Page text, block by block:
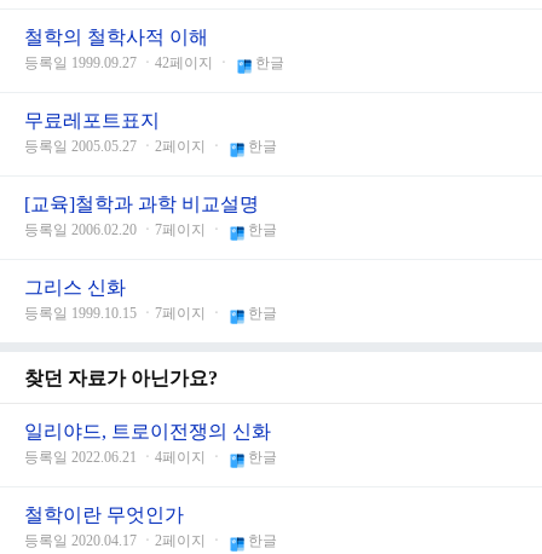
철학의 철학사적 이해
등록일 1999.09.27 ㆍ42페이지 ㆍ 한글
무료레포트표지
등록일 2005.05.27 ㆍ2페이지 ㆍ 한글
[교육]철학과 과학 비교설명
등록일 2006.02.20 ㆍ7페이지 ㆍ 한글
그리스 신화
등록일 1999.10.15 ㆍ7페이지 ㆍ 한글
찾던 자료가 아닌가요?
일리야드, 트로이전쟁의 신화
등록일 2022.06.21 ㆍ4페이지 ㆍ 한글
철학이란 무엇인가
등록일 2020.04.17 ㆍ2페이지 ㆍ 한글